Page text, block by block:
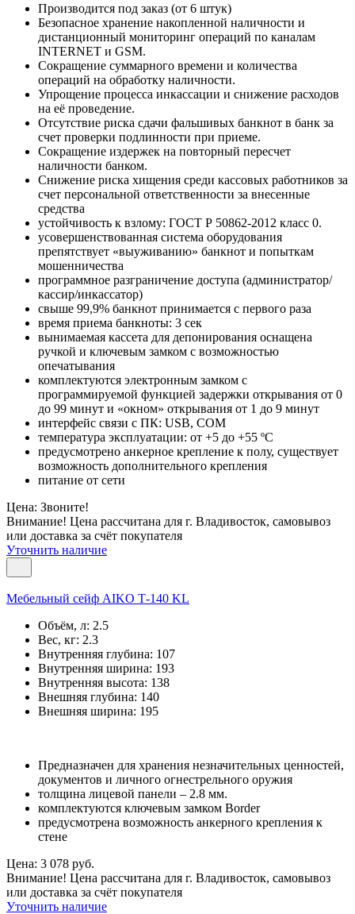
Производится под заказ (от 6 штук)
Безопасное хранение накопленной наличности и
дистанционный мониторинг операций по каналам
INTERNET и GSM.
Сокращение суммарного времени и количества
операций на обработку наличности.
Упрощение процесса инкассации и снижение расходов
на её проведение.
Отсутствие риска сдачи фальшивых банкнот в банк за
счет проверки подлинности при приеме.
Сокращение издержек на повторный пересчет
наличности банком.
Снижение риска хищения среди кассовых работников за
счет персональной ответственности за внесенные
средства
устойчивость к взлому: ГОСТ Р 50862-2012 класс 0.
усовершенствованная система оборудования
препятствует «выуживанию» банкнот и попыткам
мошенничества
программное разграничение доступа (администратор/
кассир/инкассатор)
свыше 99,9% банкнот принимается с первого раза
время приема банкноты: 3 сек
вынимаемая кассета для депонирования оснащена
ручкой и ключевым замком с возможностью
опечатывания
комплектуются электронным замком с
программируемой функцией задержки открывания от 0
до 99 минут и «окном» открывания от 1 до 9 минут
интерфейс связи с ПК: USB, COM
температура эксплуатации: от +5 до +55 ºС
предусмотрено анкерное крепление к полу, существует
возможность дополнительного крепления
питание от сети
Цена: Звоните!
Внимание! Цена рассчитана для г. Владивосток, самовывоз
или доставка за счёт покупателя
Уточнить наличие
Мебельный сейф AIKO Т-140 KL
Объём, л: 2.5
Вес, кг: 2.3
Внутренняя глубина: 107
Внутренняя ширина: 193
Внутренняя высота: 138
Внешняя глубина: 140
Внешняя ширина: 195
Предназначен для хранения незначительных ценностей,
документов и личного огнестрельного оружия
толщина лицевой панели – 2.8 мм.
комплектуются ключевым замком Border
предусмотрена возможность анкерного крепления к
стене
Цена: 3 078 руб.
Внимание! Цена рассчитана для г. Владивосток, самовывоз
или доставка за счёт покупателя
Уточнить наличие